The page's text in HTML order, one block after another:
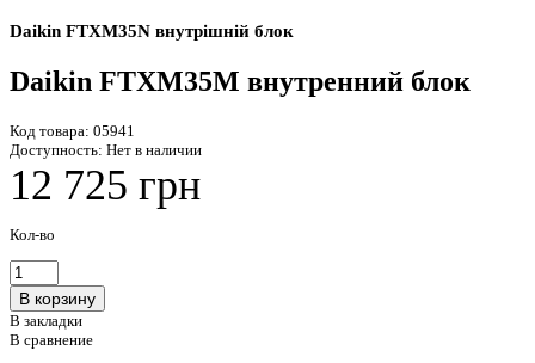
Daikin FTXM35N внутрішній блок
Daikin FTXM35M внутренний блок
Код товара: 05941
Доступность: Нет в наличии
12 725 грн
Кол-во
В закладки
В сравнение